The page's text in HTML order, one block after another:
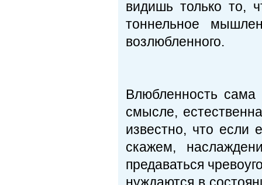
видишь только то,
тоннельное
возлюбленного.
Влюбленность
смысле,
известно, что если
скажем,
предаваться